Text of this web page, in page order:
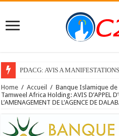
PDACG: AVIS A
Home / Accueil / Banque Islamique
Tamweel Africa Holding: AVIS D’APPEL
L’AMENAGEMENT DE L’AGENCE DE